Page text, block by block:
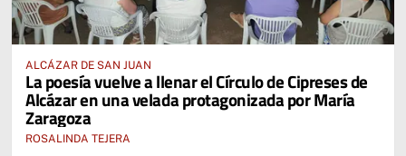
ALCÁZAR DE SAN JUAN
La poesía vuelve a llenar el Círculo de Cipreses de
Alcázar en una velada protagonizada por María
Zaragoza
ROSALINDA TEJERA